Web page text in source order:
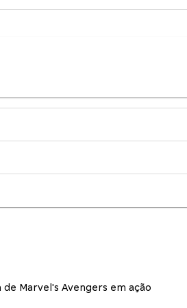
Marvel's Avengers em ação